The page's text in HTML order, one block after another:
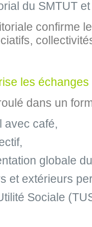
du SMTUT
confirme
les
dans un
avec café,
globale
et extérieurs
Sociale